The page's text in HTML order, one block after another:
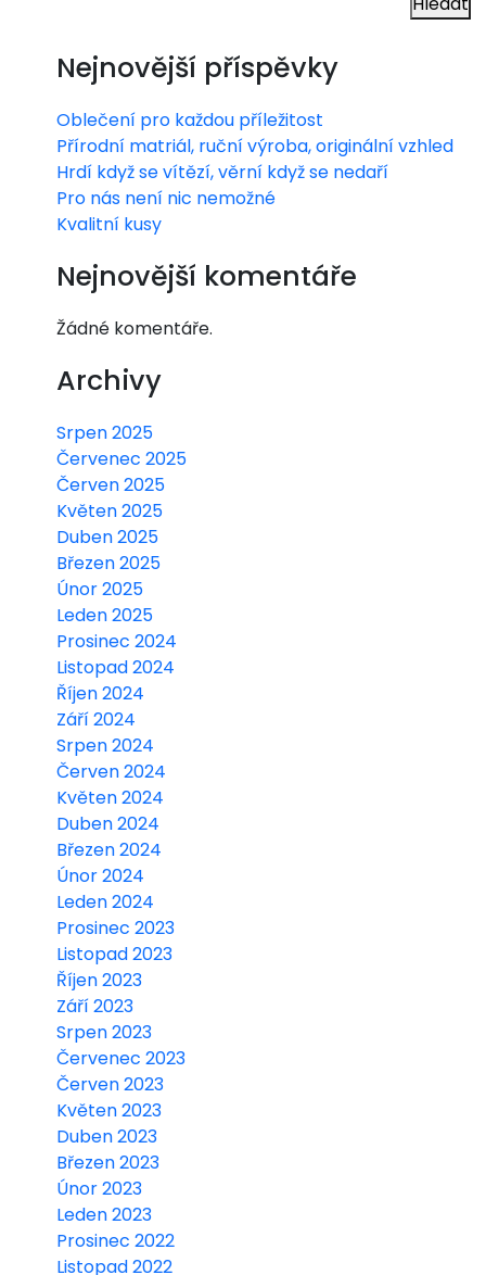
ežit
její
ch
Nejnovější příspěvky
Oblečení pro každou příležitost
Přírodní matriál, ruční výroba, originální vzhled
Hrdí když se vítězí, věrní když se nedaří
Pro nás není nic nemožné
Kvalitní kusy
Nejnovější komentáře
Žádné komentáře.
Archivy
Srpen 2025
Červenec 2025
Červen 2025
Květen 2025
Duben 2025
Březen 2025
Únor 2025
Leden 2025
Prosinec 2024
Listopad 2024
Říjen 2024
Září 2024
Srpen 2024
Červen 2024
Květen 2024
Duben 2024
Březen 2024
Únor 2024
Leden 2024
Prosinec 2023
Listopad 2023
Říjen 2023
Září 2023
Srpen 2023
Červenec 2023
Červen 2023
Květen 2023
Duben 2023
Březen 2023
Únor 2023
Leden 2023
Prosinec 2022
Listopad 2022